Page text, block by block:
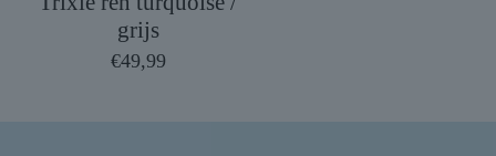
grijs
€49,99